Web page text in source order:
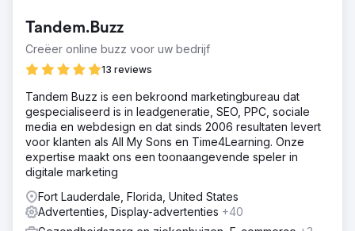
Tandem.Buzz
Creëer online buzz voor uw bedrijf
13 reviews
Tandem Buzz is een bekroond marketingbureau dat
gespecialiseerd is in leadgeneratie, SEO, PPC, sociale
media en webdesign en dat sinds 2006 resultaten levert
voor klanten als All My Sons en Time4Learning. Onze
expertise maakt ons een toonaangevende speler in
digitale marketing
Fort Lauderdale, Florida, United States
Advertenties, Display-advertenties +40